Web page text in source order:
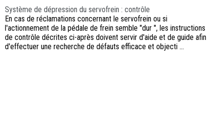
Système de dépression du servofrein : contrôle
En cas de réclamations concernant le servofrein ou si
l'actionnement de la pédale de frein semble "dur ", les instructions
de contrôle décrites ci-après doivent servir d'aide et de guide afin
d'effectuer une recherche de défauts efficace et objecti ...